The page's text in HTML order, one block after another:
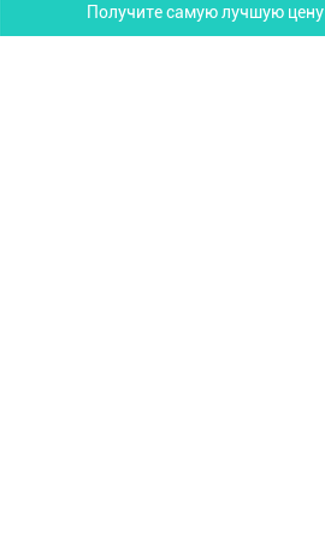
Получите самую лучшую цену